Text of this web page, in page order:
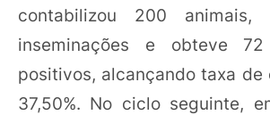
contabilizou 200 animais,
inseminações e obteve 72
positivos, alcançando taxa de
37,50%. No ciclo seguinte,